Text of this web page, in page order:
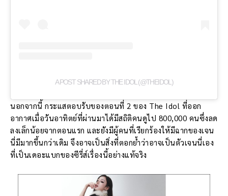
A POST SHARED BY THE IDOL (@THEIDOL)
นอกจากนี้ กระแสตอบรับของตอนที่ 2 ของ The Idol ที่ออก
อากาศเมื่อวันอาทิตย์ที่ผ่านมาได้มีสถิติคนดูไป 800,000 คนซึ่งลด
ลงเล็กน้อยจากตอนแรก และยังมีผู้คนที่เรียกร้องให้มีฉากของเจน
นี่มีมากขึ้นกว่าเดิม จึงอาจเป็นสิ่งที่ตอกย้ำว่าอาจเป็นตัวเจนนี่เอง
ที่เป็นเดอะแบกของซีรี่ส์เรื่องนี้อย่างแท้จริง